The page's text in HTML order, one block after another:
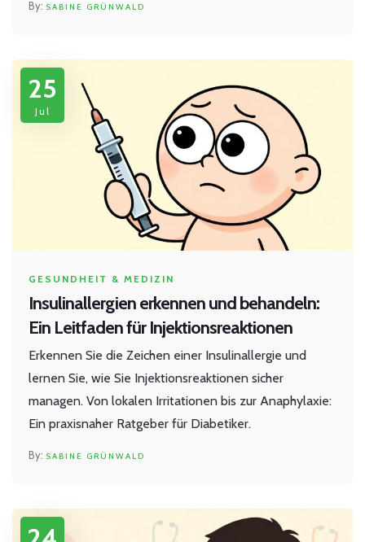
SABINE GRÜNWALD
25
Jul
GESUNDHEIT & MEDIZIN
Insulinallergien erkennen und behandeln:
Ein Leitfaden für Injektionsreaktionen
Erkennen Sie die Zeichen einer Insulinallergie und
lernen Sie, wie Sie Injektionsreaktionen sicher
managen. Von lokalen Irritationen bis zur Anaphylaxie:
Ein praxisnaher Ratgeber für Diabetiker.
SABINE GRÜNWALD